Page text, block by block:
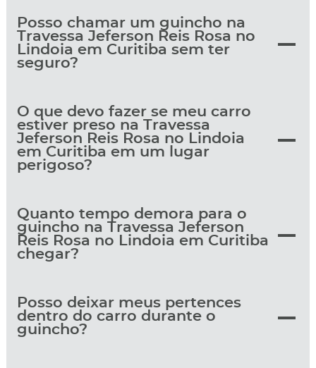
Posso chamar um guincho na
Travessa Jeferson Reis Rosa no
Lindoia em Curitiba sem ter
seguro?
O que devo fazer se meu carro
estiver preso na Travessa
Jeferson Reis Rosa no Lindoia
em Curitiba em um lugar
perigoso?
Quanto tempo demora para o
guincho na Travessa Jeferson
Reis Rosa no Lindoia em Curitiba
chegar?
Posso deixar meus pertences
dentro do carro durante o
guincho?